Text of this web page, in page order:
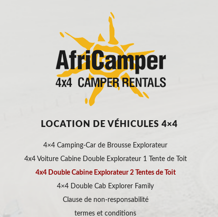
LOCATION DE VÉHICULES 4×4
4×4 Camping-Car de Brousse Explorateur
4x4 Voiture Cabine Double Explorateur 1 Tente de Toit
4x4 Double Cabine Explorateur 2 Tentes de Toit
4×4 Double Cab Explorer Family
Clause de non-responsabilité
termes et conditions